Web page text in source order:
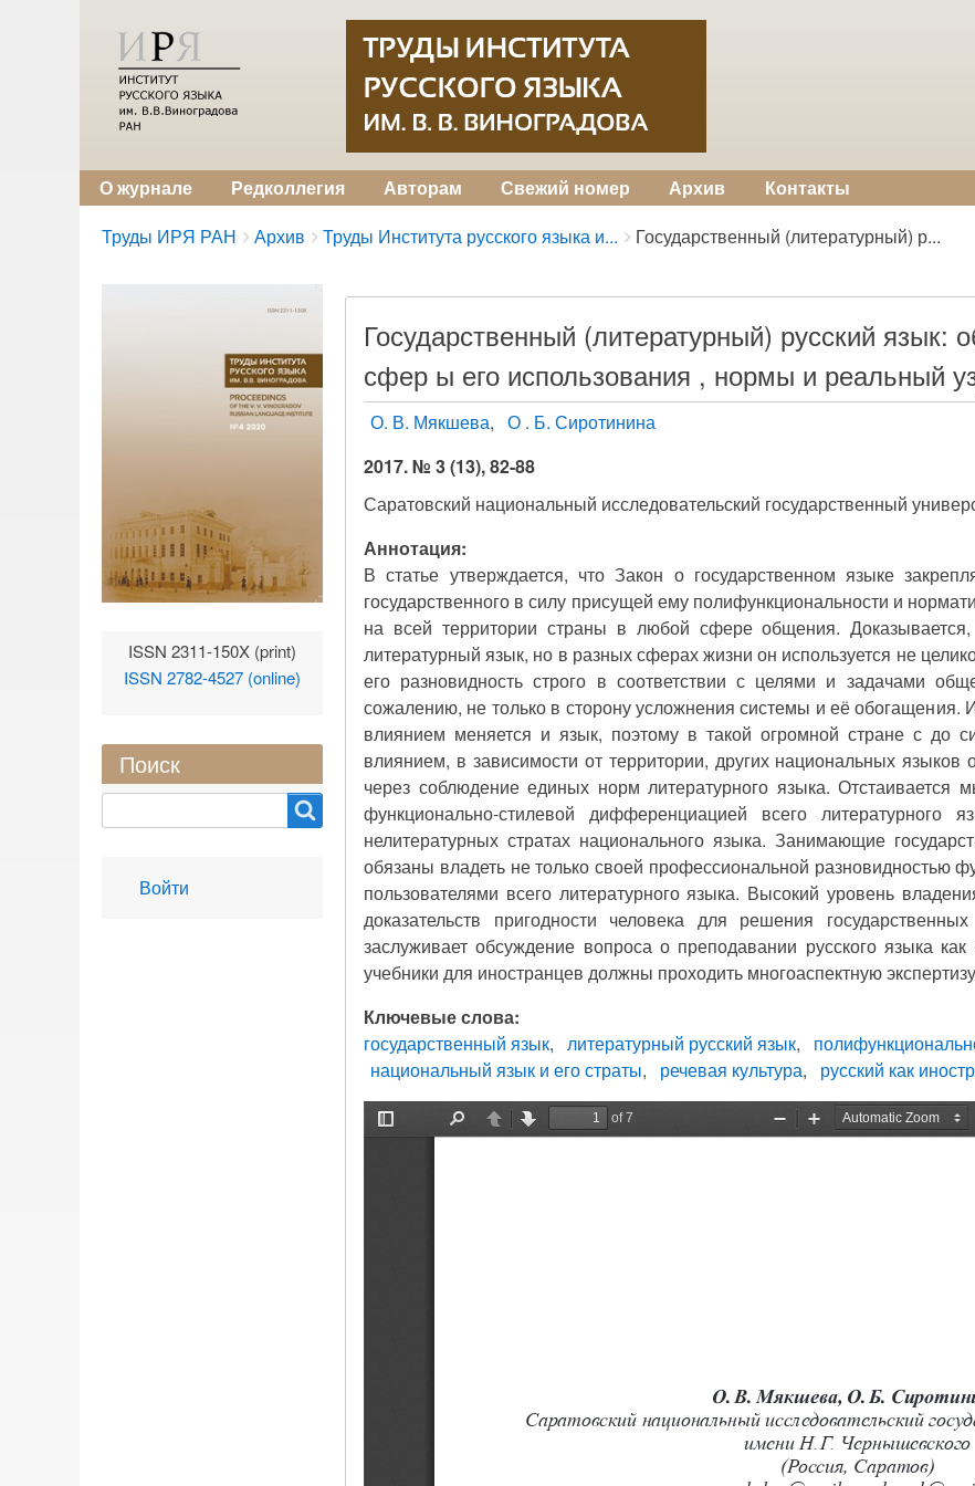
О журнале Редколлегия Авторам Свежий номер Архив Контакты
Breadcrumbs
You
Труды ИРЯ РАН Архив Труды Института русского языка и... Государственный (литературный) р...
Государственный (литературный) русский язык:
сфер ы его использования , нормы и реальный
О. В. Мякшева
О . Б. Сиротинина
2017. № 3 (13), 82-88
Саратовский национальный исследовательский государственный
Аннотация:
В статье утверждается, что Закон о государственном языке
государственного в силу присущей ему полифункциональности и
на всей территории страны в любой сфере общения.
литературный язык, но в разных сферах жизни он используется не
его разновидность строго в соответствии с целями и задачами
сожалению, не только в сторону усложнения системы и её обогащения.
влиянием меняется и язык, поэтому в такой огромной стране с до
влиянием, в зависимости от территории, других национальных
через соблюдение единых норм литературного языка. Отстаивается
функционально-стилевой дифференциацией всего
нелитературных стратах национального языка. Занимающие
обязаны владеть не только своей профессиональной разновидностью
пользователями всего литературного языка. Высокий уровень
доказательств пригодности человека для решения
заслуживает обсуждение вопроса о преподавании русского языка как
учебники для иностранцев должны проходить многоаспектную
Ключевые слова:
государственный язык
литературный русский язык
национальный язык и его страты
речевая культура русский как
ISSN 2311-150X (print)
ISSN 2782-4527 (online)
Поиск
User
account
Войти